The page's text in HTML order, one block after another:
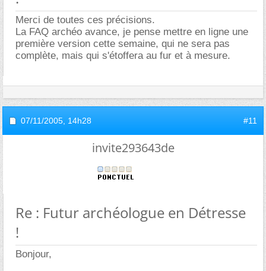
Merci de toutes ces précisions.
La FAQ archéo avance, je pense mettre en ligne une
première version cette semaine, qui ne sera pas
complète, mais qui s'étoffera au fur et à mesure.
07/11/2005, 14h28 #11
invite293643de
Re : Futur archéologue en Détresse
!
Bonjour,